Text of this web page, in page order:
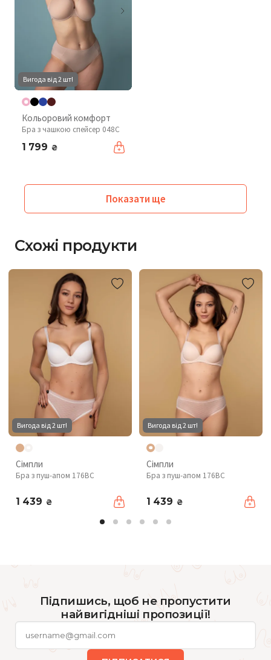
Вигода від 2 шт!
Кольоровий комфорт
Бра з чашкою спейсер 048C
1 799 ₴
Показати ще
Схожі продукти
Вигода від 2 шт!
Сімпли
Бра з пуш-апом 176BC
1 439 ₴
Вигода від 2 шт!
Сімпли
Бра з пуш-апом 176BC
1 439 ₴
Підпишись, щоб не пропустити
найвигідніші пропозиції!